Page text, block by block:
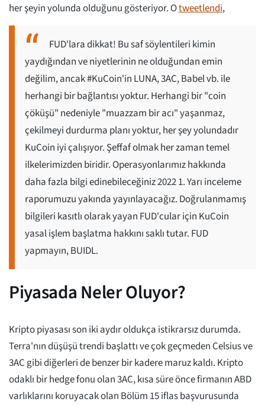
her şeyin yolunda olduğunu gösteriyor. Otweetlendi,
FUD'lara dikkat! Bu saf söylentileri kimin
yaydığından ve niyetlerinin ne olduğundan emin
değilim, ancak #KuCoin'in LUNA, 3AC, Babel vb. ile
herhangi bir bağlantısı yoktur. Herhangi bir "coin
çöküşü" nedeniyle "muazzam bir acı" yaşanmaz,
çekilmeyi durdurma planı yoktur, her şey yolundadır
KuCoin iyi çalışıyor. Şeffaf olmak her zaman temel
ilkelerimizden biridir. Operasyonlarımız hakkında
daha fazla bilgi edinebileceğiniz 2022 1. Yarı inceleme
raporumuzu yakında yayınlayacağız. Doğrulanmamış
bilgileri kasıtlı olarak yayan FUD'cular için KuCoin
yasal işlem başlatma hakkını saklı tutar. FUD
yapmayın, BUIDL.
Piyasada Neler Oluyor?
Kripto piyasası son iki aydır oldukça istikrarsız durumda.
Terra'nın düşüşü trendi başlattı ve çok geçmeden Celsius ve
3AC gibi diğerleri de benzer bir kadere maruz kaldı. Kripto
odaklı bir hedge fonu olan 3AC, kısa süre önce firmanın ABD
varlıklarını koruyacak olan Bölüm 15 iflas başvurusunda